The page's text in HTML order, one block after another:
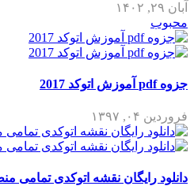
آبان ۲۹, ۱۴۰۲
محبوب
جزوه pdf آموزش اتوکد 2017
فروردین ۰۴, ۱۳۹۷
دانلود رایگان نقشه اتوکدی تمامی